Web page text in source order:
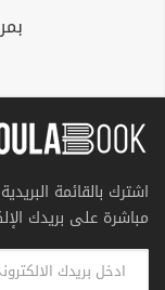
اشترك بالقائمة
مباشرة على بريدك